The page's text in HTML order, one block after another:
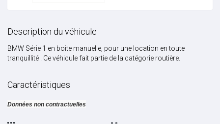
Description du véhicule
BMW Série 1 en boite manuelle, pour une location en toute
tranquillité ! Ce véhicule fait partie de la catégorie routière.
Caractéristiques
Données non contractuelles